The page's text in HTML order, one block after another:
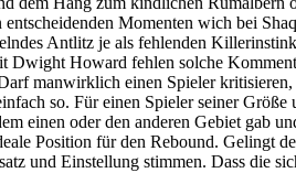
Momenten wich bei
Antlitz je als fehlenden
Howard fehlen solche
manwirklich einen Spieler
so. Für einen Spieler seiner
einen oder den anderen Gebiet gab
Position für den Rebound. Gelingt
und Einstellung stimmen. Dass die